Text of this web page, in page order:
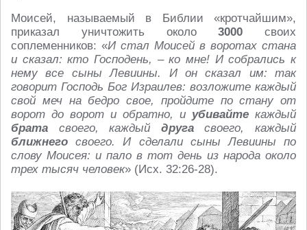
Моисей, называемый в Библии «кротчайшим»,
приказал уничтожить около3000 своих
соплеменников: «И стал Моисей в воротах стана
и сказал: кто Господень, – ко мне! И собрались к
нему все сыны Левиины. И он сказал им: так
говорит Господь Бог Израилев: возложите каждый
свой меч на бедро свое, пройдите по стану от
ворот до ворот и обратно, и убивайте каждый
брата своего, каждый другасвоего, каждый
ближнего своего. И сделали сыны Левиины по
слову Моисея: и пало в тот день из народа около
трех тысяч человек» (Исх. 32:26-28).